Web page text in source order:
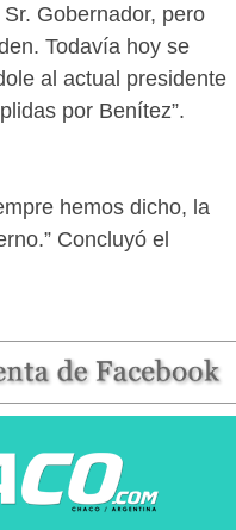
Gobernador, pero
Todavía hoy se
al actual presidente
por Benítez”.
hemos dicho, la
Concluyó el